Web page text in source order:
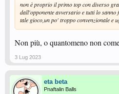
non è proprio il primo top con diverso
dall'opponente avversario e tutti lo
tale gioco,un po' troppo convenzionale e
Non più, o quantomeno non
3 Lug 2023
eta beta
Pnaftalin Balls